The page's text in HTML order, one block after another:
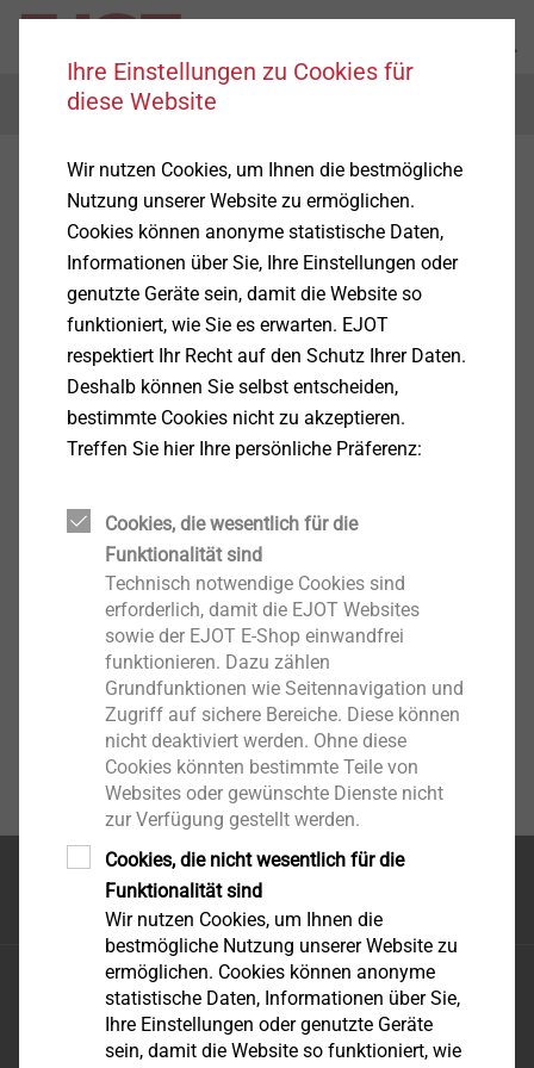
Menu
DELTA PT®
Seitenanfang
EJOT Austria
Grazer Vorstadt 146
A-8570 Voitsberg
Ihre Einstellungen zu Cookies für
diese Website
Wir nutzen Cookies, um Ihnen die bestmögliche
Nutzung unserer Website zu ermöglichen.
Cookies können anonyme statistische Daten,
Informationen über Sie, Ihre Einstellungen oder
genutzte Geräte sein, damit die Website so
funktioniert, wie Sie es erwarten. EJOT
respektiert Ihr Recht auf den Schutz Ihrer Daten.
Deshalb können Sie selbst entscheiden,
bestimmte Cookies nicht zu akzeptieren.
Treffen Sie hier Ihre persönliche Präferenz:
Cookies, die wesentlich für die
Funktionalität sind
Technisch notwendige Cookies sind
erforderlich, damit die EJOT Websites
sowie der EJOT E-Shop einwandfrei
funktionieren. Dazu zählen
Grundfunktionen wie Seitennavigation und
Zugriff auf sichere Bereiche. Diese können
nicht deaktiviert werden. Ohne diese
Cookies könnten bestimmte Teile von
Websites oder gewünschte Dienste nicht
zur Verfügung gestellt werden.
Cookies, die nicht wesentlich für die
Funktionalität sind
Wir nutzen Cookies, um Ihnen die
bestmögliche Nutzung unserer Website zu
ermöglichen. Cookies können anonyme
statistische Daten, Informationen über Sie,
Ihre Einstellungen oder genutzte Geräte
sein, damit die Website so funktioniert, wie